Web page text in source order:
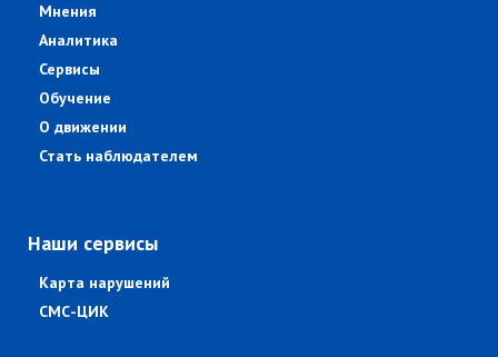
Мнения
Аналитика
Сервисы
Обучение
О движении
Стать наблюдателем
Наши сервисы
Карта нарушений
СМС-ЦИК